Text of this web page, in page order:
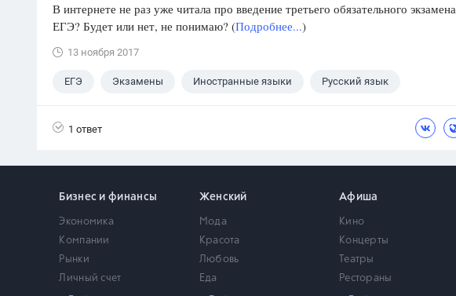
В интернете не раз уже читала про введение третьего обязательного
ЕГЭ? Будет или нет, не понимаю? (Подробнее...)
13 ноября 2017
ЕГЭ Экзамены Иностранные языки Русский язык
1 ответ
Бизнес и финансы
Экономика
Компании
Рынки
Личный счет
Женский
Мода
Красота
Любовь
Еда
Афиша
Кино
Концерты
Театры
Рестораны